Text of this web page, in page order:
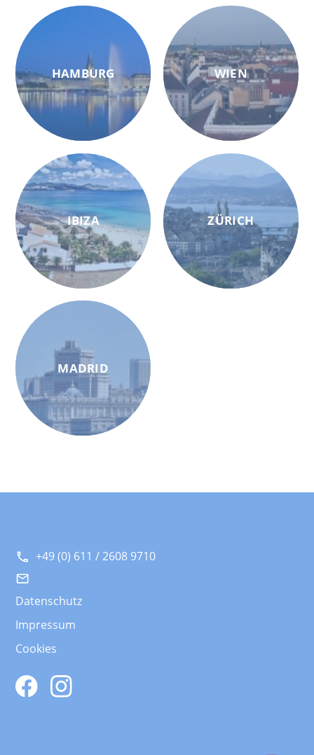
HAMBURG
IBIZA
MADRID
WIEN
ZÜRICH
+49 (0) 611 / 2608 9710
Datenschutz
Impressum
Cookies